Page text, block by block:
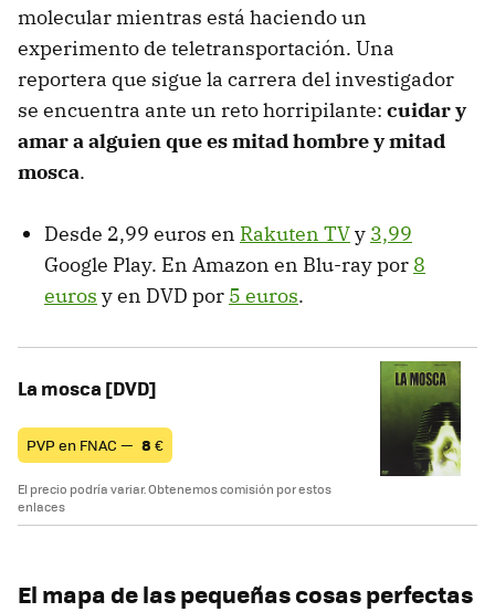
molecular mientras está haciendo un
experimento de teletransportación. Una
reportera que sigue la carrera del investigador
se encuentra ante un reto horripilante: cuidar y
amar a alguien que es mitad hombre y mitad
mosca.
Desde 2,99 euros en Rakuten TVy 3,99
Google Play. En Amazon en Blu-ray por 8
euros y en DVD por 5 euros.
La mosca [DVD]
PVP en FNAC — 8 €
El precio podría variar. Obtenemos comisión por estos
enlaces
El mapa de las pequeñas cosas perfectas